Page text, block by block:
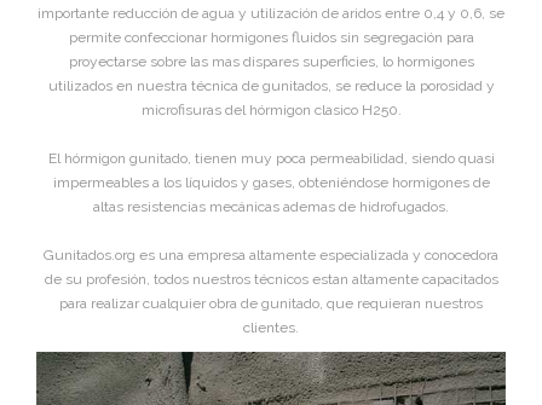
importante reducción de agua y utilización de aridos entre 0,4 y 0,6, se
permite confeccionar hormigones fluidos sin segregación para
proyectarse sobre las mas dispares superficies, lo hormigones
utilizados en nuestra técnica de gunitados, se reduce la porosidad y
microfisuras del hórmigon clasico H250.
El hórmigon gunitado, tienen muy poca permeabilidad, siendo quasi
impermeables a los líquidos y gases, obteniéndose hormigones de
altas resistencias mecánicas ademas de hidrofugados.
Gunitados.org es una empresa altamente especializada y conocedora
de su profesión, todos nuestros técnicos estan altamente capacitados
para realizar cualquier obra de gunitado, que requieran nuestros
clientes.